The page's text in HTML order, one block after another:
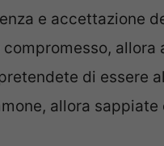
e accettazione
di essere
allora